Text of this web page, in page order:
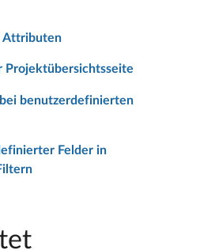
Attributen
Projektübersichtsseite
benutzerdefinierten
Felder in